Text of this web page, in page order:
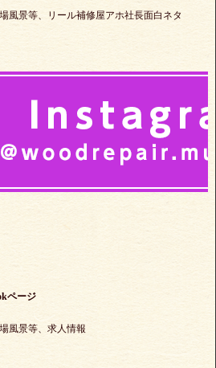
風景等、リール補修屋アホ社長面白ネタ
ページ
風景等、求人情報